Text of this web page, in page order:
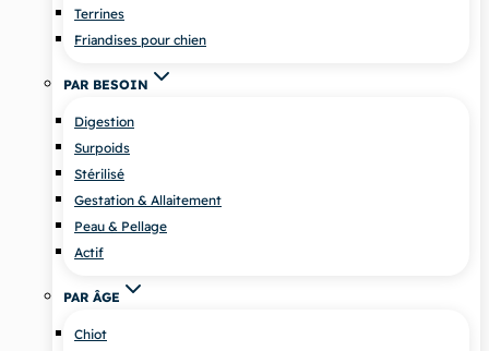
Terrines
Friandises pour chien
PAR BESOIN
Digestion
Surpoids
Stérilisé
Gestation & Allaitement
Peau & Pellage
Actif
PAR ÂGE
Chiot